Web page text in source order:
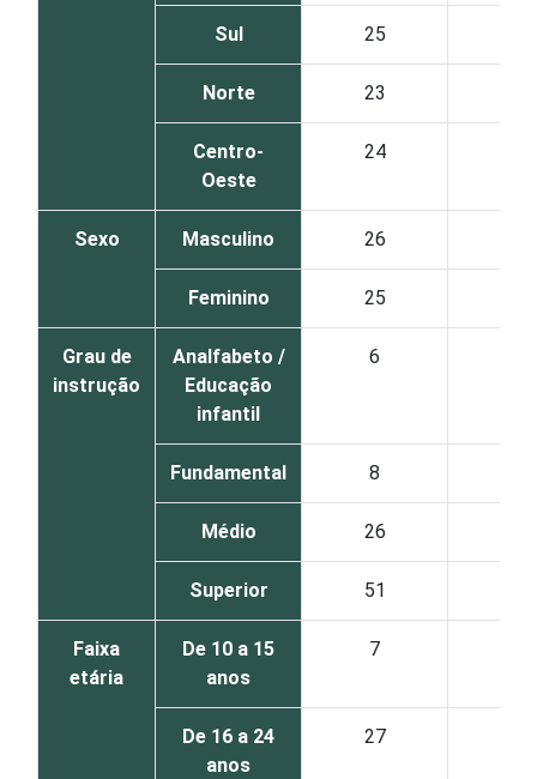
Sul 25
Norte 23
Centro-
Oeste
24
Sexo Masculino 26
Feminino 25
Grau de
instrução
Analfabeto /
Educação
infantil
6
Fundamental 8
Médio 26
Superior 51
Faixa
etária
De 10 a 15
anos
7
De 16 a 24
anos
27